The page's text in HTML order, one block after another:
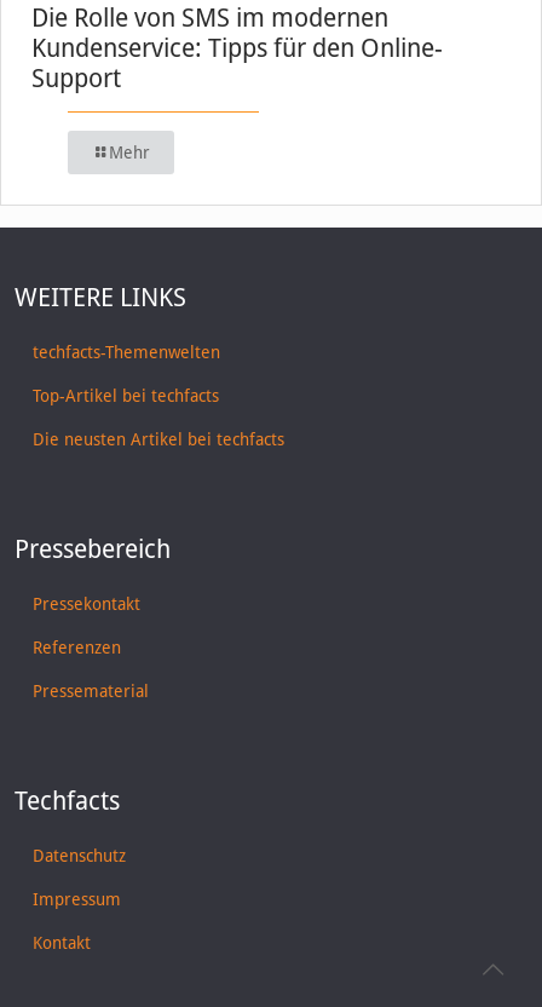
Die Rolle von SMS im modernen
Kundenservice: Tipps für den Online-
Support
Mehr
WEITERE LINKS
techfacts-Themenwelten
Top-Artikel bei techfacts
Die neusten Artikel bei techfacts
Pressebereich
Pressekontakt
Referenzen
Pressematerial
Techfacts
Datenschutz
Impressum
Kontakt